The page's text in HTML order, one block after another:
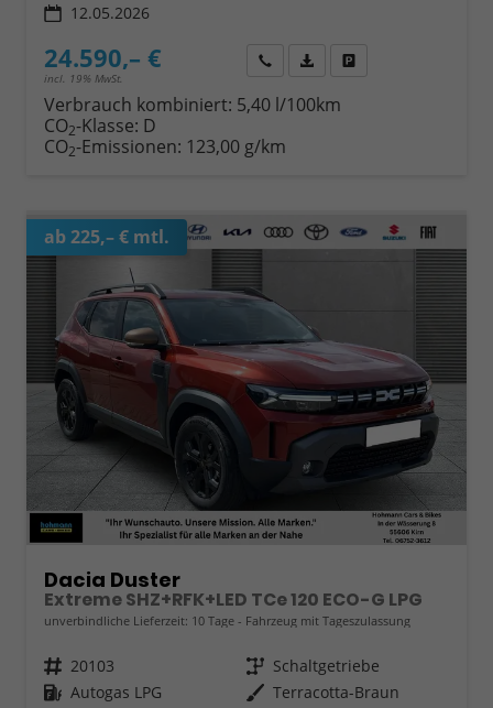
12.05.2026
24.590,– €
incl. 19% MwSt.
Wir rufen Sie anFahrzeugexposé (PDF)
Verbrauch kombiniert: 5,40 l/100km
CO2-Klasse: D
CO2-Emissionen: 123,00 g/km
ab 225,– € mtl.
Dacia Duster
Extreme SHZ+RFK+LED TCe 120 ECO-G LPG
unverbindliche Lieferzeit: 10 Tage Fahrzeug mit Tageszulassung
Fahrzeugnr. 20103 Getriebe Schaltgetriebe
Kraftstoff Autogas LPG Außenfarbe Terracotta-Braun